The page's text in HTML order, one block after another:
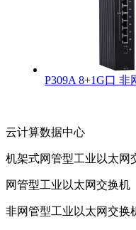
P309A 8+1G口
云计算数据中心
机架式网管型工业以太网
网管型工业以太网交换机
非网管型工业以太网交换